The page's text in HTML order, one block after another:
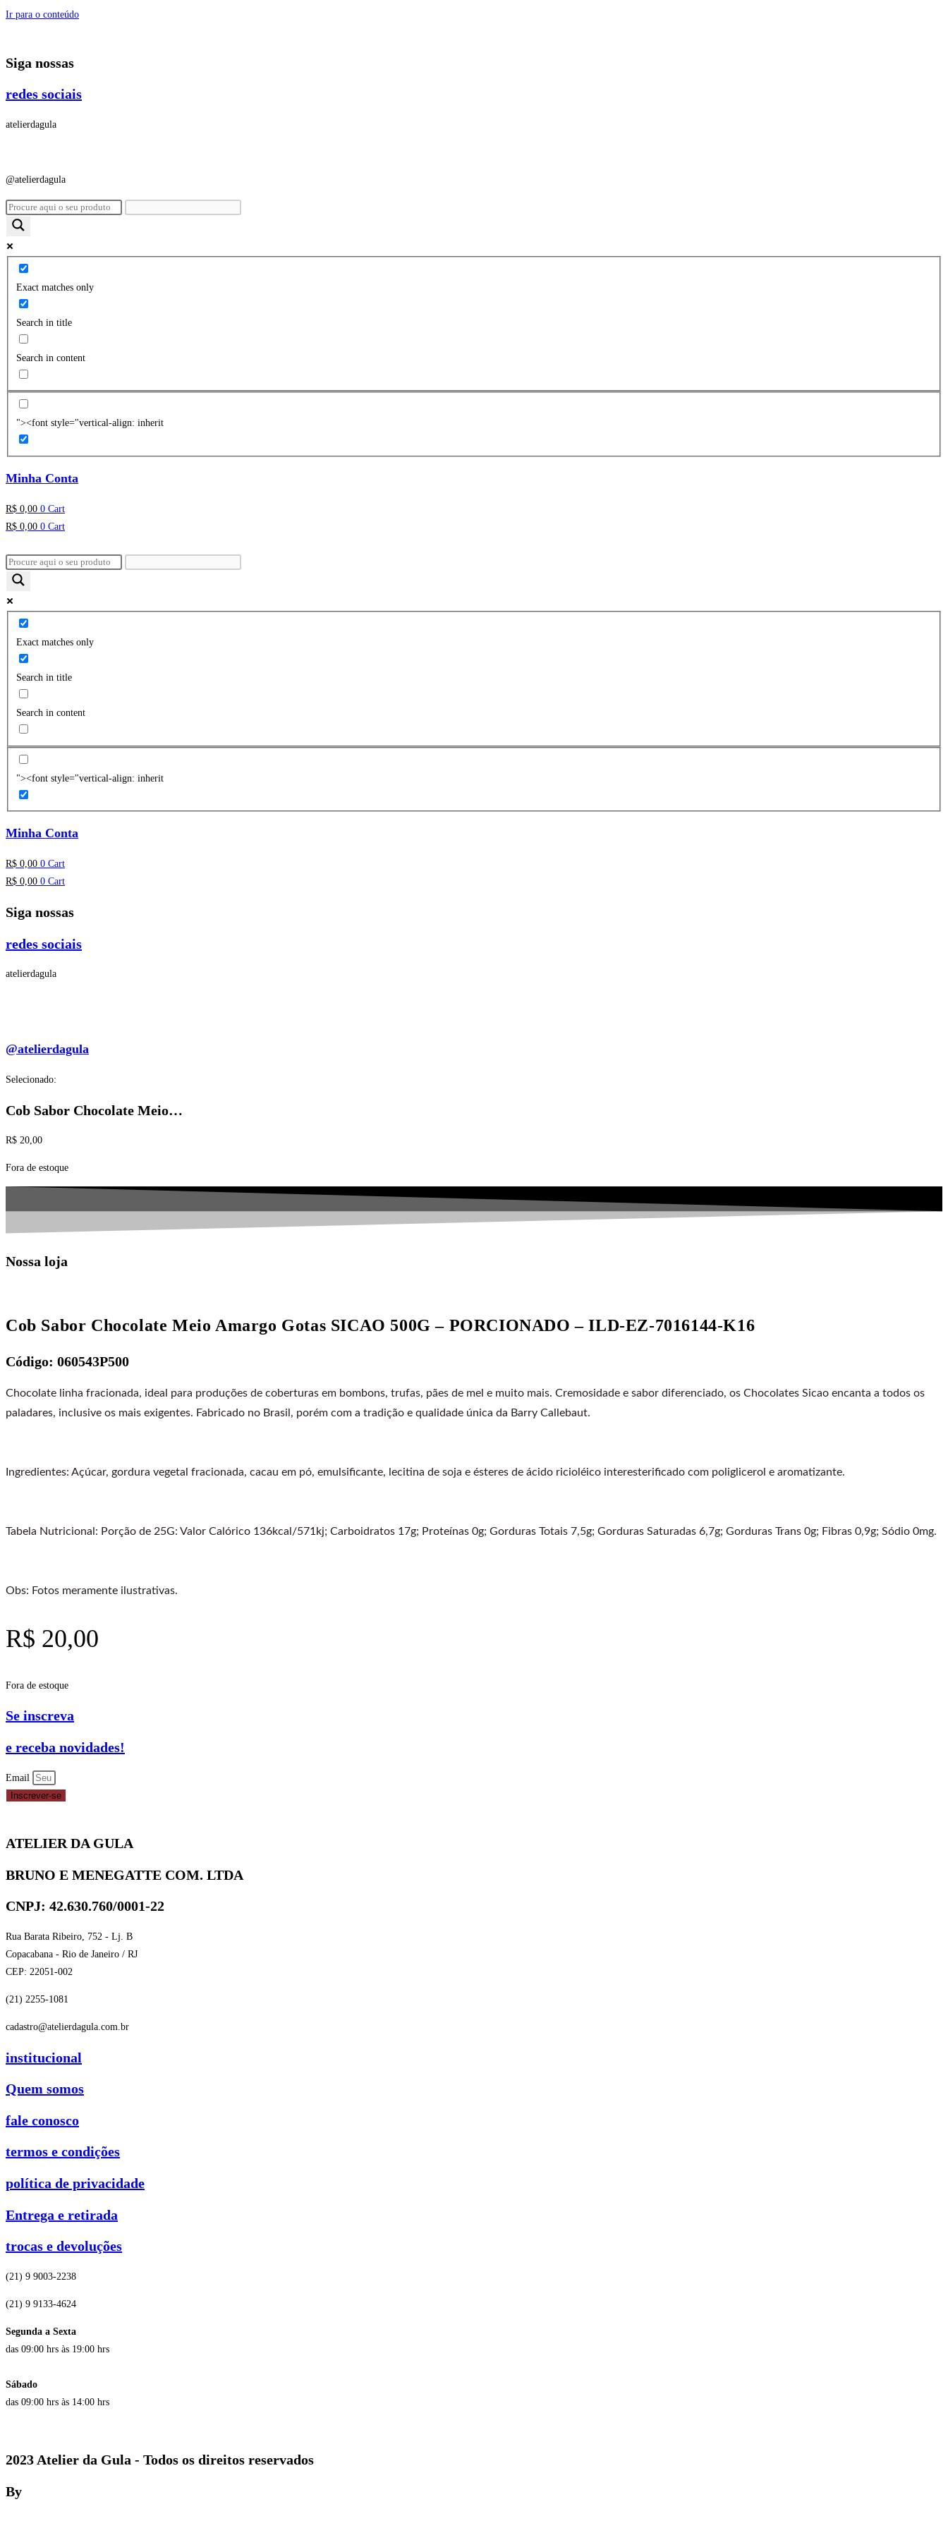
Ir para o conteúdo
Siga nossas
redes sociais
atelierdagula
@atelierdagula
Exact matches only
Search in title
Search in content
"><font style="vertical-align: inherit
Minha Conta
R$ 0,00 0 Cart
R$ 0,00 0 Cart
Exact matches only
Search in title
Search in content
"><font style="vertical-align: inherit
Minha Conta
R$ 0,00 0 Cart
R$ 0,00 0 Cart
Siga nossas
redes sociais
atelierdagula
@atelierdagula
Selecionado:
Cob Sabor Chocolate Meio…
R$ 20,00
Fora de estoque
Nossa loja
Cob Sabor Chocolate Meio Amargo Gotas SICAO 500G – PORCIONADO – ILD-EZ-7016144-K16
Código: 060543P500
Chocolate linha fracionada, ideal para produções de coberturas em bombons, trufas, pães de mel e muito mais. Cremosidade e sabor diferenciado, os Chocolates Sicao encanta a todos os
paladares, inclusive os mais exigentes. Fabricado no Brasil, porém com a tradição e qualidade única da Barry Callebaut.
Ingredientes: Açúcar, gordura vegetal fracionada, cacau em pó, emulsificante, lecitina de soja e ésteres de ácido ricioléico interesterificado com poliglicerol e aromatizante.
Tabela Nutricional: Porção de 25G: Valor Calórico 136kcal/571kj; Carboidratos 17g; Proteínas 0g; Gorduras Totais 7,5g; Gorduras Saturadas 6,7g; Gorduras Trans 0g; Fibras 0,9g; Sódio 0mg.
Obs: Fotos meramente ilustrativas.
R$ 20,00
Fora de estoque
Se inscreva
e receba novidades!
Email
Inscrever-se
ATELIER DA GULA
BRUNO E MENEGATTE COM. LTDA
CNPJ: 42.630.760/0001-22
Rua Barata Ribeiro, 752 - Lj. B
Copacabana - Rio de Janeiro / RJ
CEP: 22051-002
(21) 2255-1081
cadastro@atelierdagula.com.br
institucional
Quem somos
fale conosco
termos e condições
política de privacidade
Entrega e retirada
trocas e devoluções
(21) 9 9003-2238
(21) 9 9133-4624
Segunda a Sexta
das 09:00 hrs às 19:00 hrs
Sábado
das 09:00 hrs às 14:00 hrs
2023 Atelier da Gula - Todos os direitos reservados
By